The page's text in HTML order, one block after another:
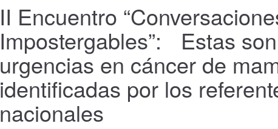
II Encuentro
Impostergables”: Estas
urgencias en cáncer de
identificadas por los
nacionales